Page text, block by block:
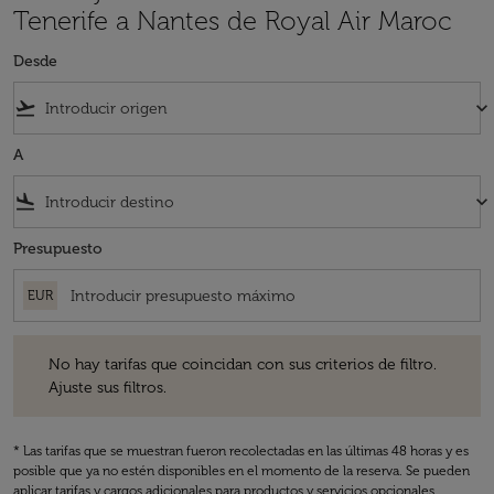
Tenerife a Nantes de Royal Air Maroc
Desde
flight_takeoff keyboard_arrow_down
A
flight_land keyboard_arrow_down
Presupuesto
EUR
No hay tarifas que coincidan con sus criterios de filtro.
Ajuste sus filtros.
* Las tarifas que se muestran fueron recolectadas en las últimas 48 horas y es
posible que ya no estén disponibles en el momento de la reserva. Se pueden
aplicar tarifas y cargos adicionales para productos y servicios opcionales.